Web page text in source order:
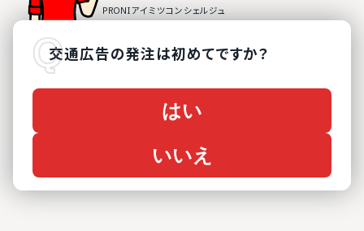
交通広告の発注は初めてですか？
はい
いいえ